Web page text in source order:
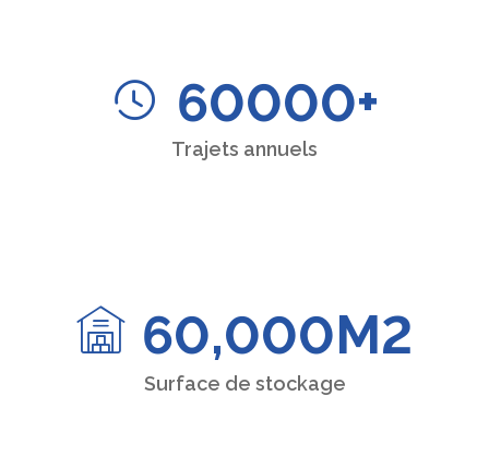
60000+
Trajets annuels
60,000M2
Surface de stockage